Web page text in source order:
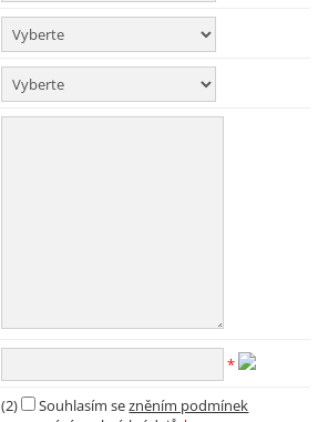
*
(2) Souhlasím sezněním podmínek